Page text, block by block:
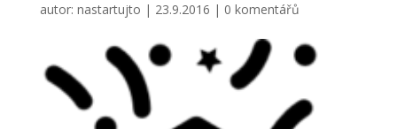
autor: nastartujto | 23.9.2016 | 0 komentářů